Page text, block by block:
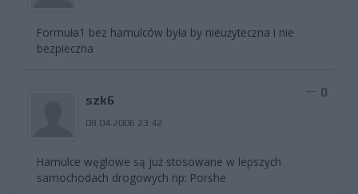
Formuła1 bez hamulców była by nieużyteczna i nie
bezpieczna
szk6
08.04.2006 23:42
0
Hamulce węglowe są już stosowane w lepszych
samochodach drogowych np: Porshe